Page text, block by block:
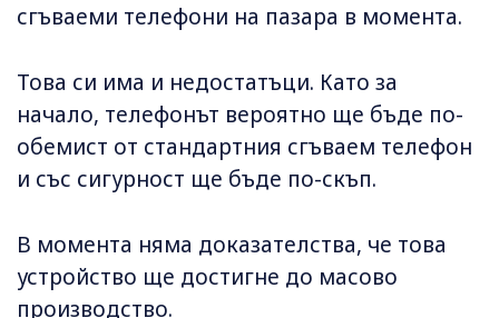
сгъваеми телефони на пазара в момента.
Това си има и недостатъци. Като за
начало, телефонът вероятно ще бъде по-
обемист от стандартния сгъваем телефон
и със сигурност ще бъде по-скъп.
В момента няма доказателства, че това
устройство ще достигне до масово
производство.